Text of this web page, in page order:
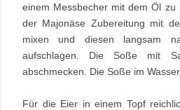
einem Messbecher mit dem Öl
der Majonäse Zubereitung mit
mixen und diesen langsam
aufschlagen. Die Soße mit
abschmecken. Die Soße im
Für die Eier in einem Topf